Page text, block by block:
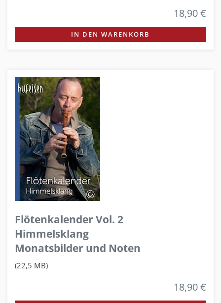
18,90 €
IN DEN WARENKORB
Flötenkalender Vol. 2
Himmelsklang
Monatsbilder und Noten
(22,5 MB)
18,90 €